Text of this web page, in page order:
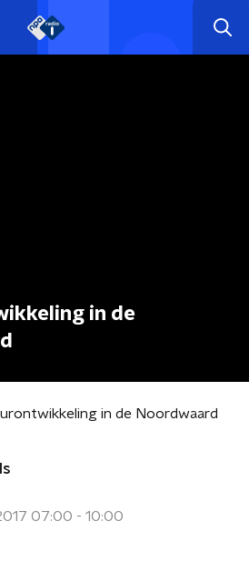
in de
in de Noordwaard
07:00 - 10:00